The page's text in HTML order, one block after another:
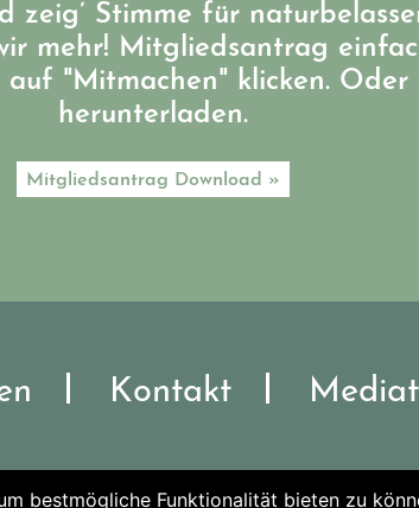
zeig’ Stimme für
mehr! Mitgliedsantrag
"Mitmachen" klicken. Oder
herunterladen.
Mitgliedsantrag Download »
Kontakt
bestmögliche Funktionalität bieten zu